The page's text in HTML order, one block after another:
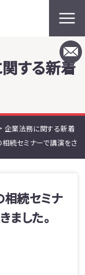
する新着
企業法務に関する新着
続セミナーで講演をさ
続セミナ
ました。